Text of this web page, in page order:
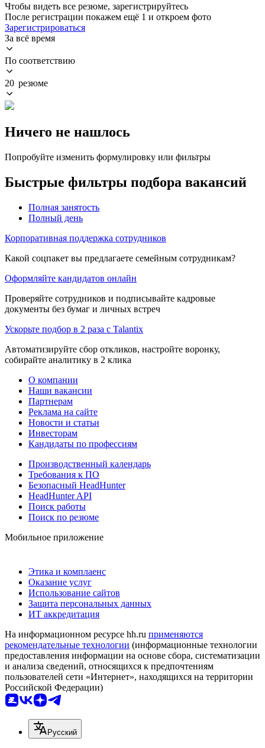
Чтобы видеть все резюме, зарегистрируйтесь
После регистрации покажем ещё 1 и откроем фото
Зарегистрироваться
За всё время
По соответствию
20 резюме
Ничего не нашлось
Попробуйте изменить формулировку или фильтры
Быстрые фильтры подбора вакансий
Полная занятость
Полный день
Корпоративная поддержка сотрудников
Какой соцпакет вы предлагаете семейным сотрудникам?
Оформляйте кандидатов онлайн
Проверяйте сотрудников и подписывайте кадровые
документы без бумаг и личных встреч
Ускорьте подбор в 2 раза с Talantix
Автоматизируйте сбор откликов, настройте воронку,
собирайте аналитику в 2 клика
О компании
Наши вакансии
Партнерам
Реклама на сайте
Новости и статьи
Инвесторам
Кандидаты по профессиям
Производственный календарь
Требования к ПО
Безопасный HeadHunter
HeadHunter API
Поиск работы
Поиск по резюме
Мобильное приложение
Этика и комплаенс
Оказание услуг
Использование сайтов
Защита персональных данных
ИТ аккредитация
На информационном ресурсе hh.ru применяются
рекомендательные технологии (информационные технологии
предоставления информации на основе сбора, систематизации
и анализа сведений, относящихся к предпочтениям
пользователей сети «Интернет», находящихся на территории
Российской Федерации)
Русский